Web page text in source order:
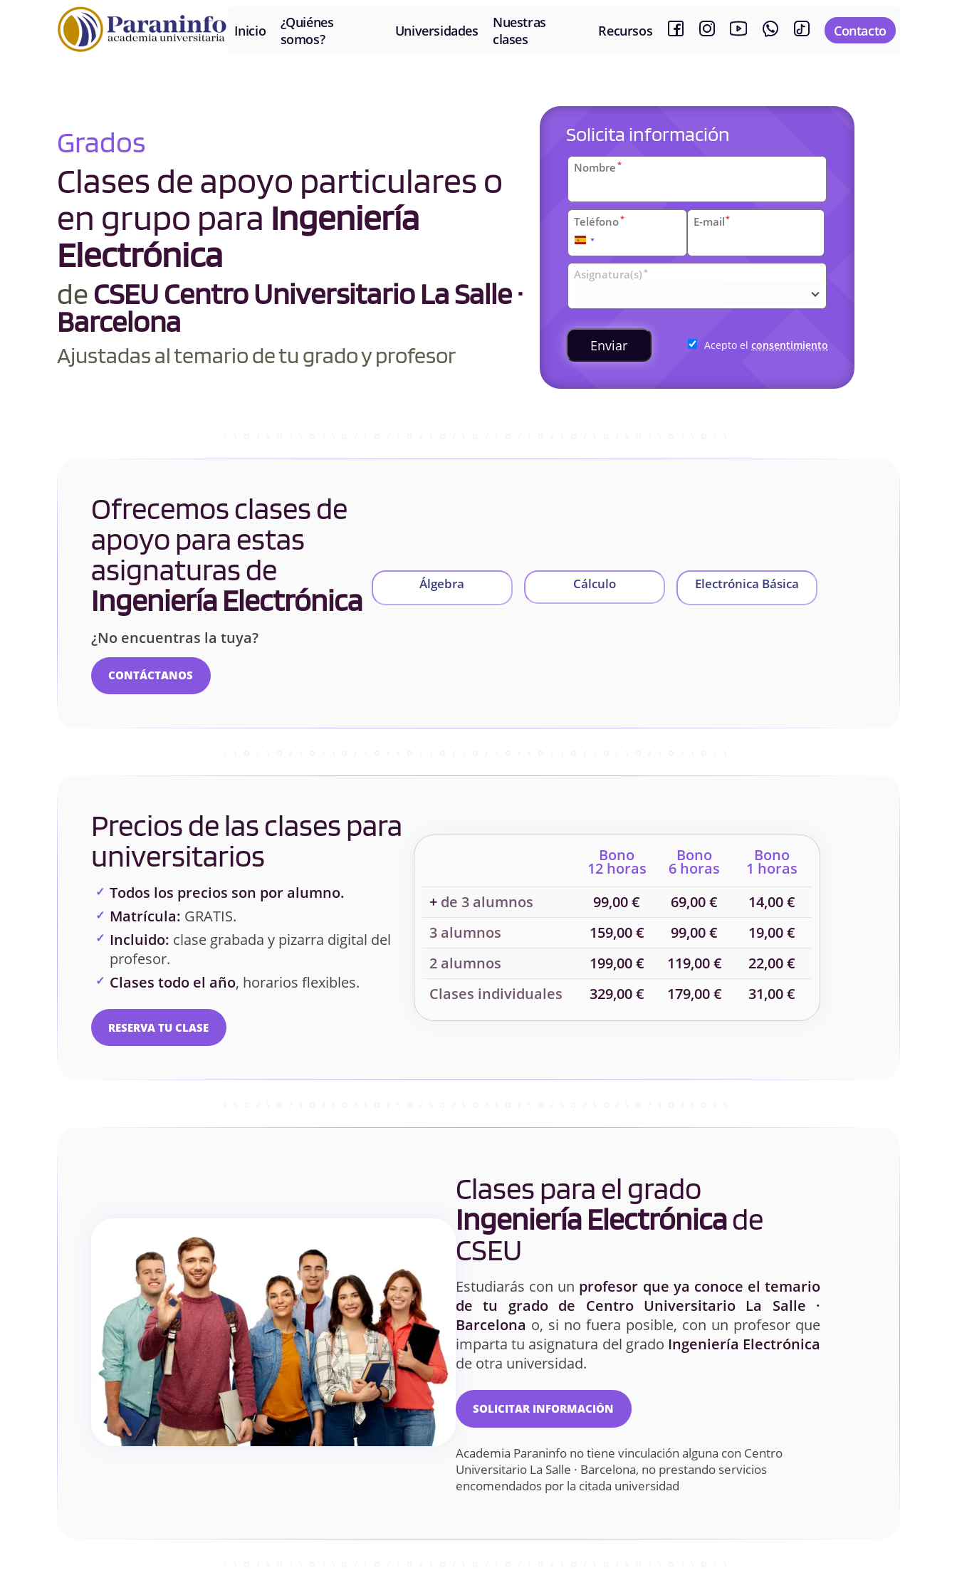
Inicio
¿Quiénes
somos?
Universidades
Nuestras
clases
Recursos Contacto
Grados
Clases de apoyo particulares o
en grupo para Ingeniería
Electrónica
deCSEU Centro Universitario La Salle ·
Barcelona
Ajustadas al temario de tu grado y profesor
Solicita información
Datos
Nombre *
Teléfono*
España
+34
E-mail*
Clases
Asignatura(s) *
Enviar Acepto elconsentimiento
Ofrecemos clases de
apoyo para estas
asignaturas de
Ingeniería Electrónica
¿No encuentras la tuya?
CONTÁCTANOS
Álgebra Cálculo Electrónica Básica
Precios de las clases para
universitarios
Todos los precios son por alumno.
Matrícula: GRATIS.
Incluido: clase grabada y pizarra digital del
profesor.
Clases todo el año, horarios flexibles.
RESERVA TU CLASE
Bono
12 horas
Bono
6 horas
Bono
1 horas
+de 3 alumnos 99,00 € 69,00 €
14,00 €
3 alumnos
159,00 € 99,00 €
19,00 €
2 alumnos
199,00 € 119,00 €
22,00 €
Clases individuales
329,00 € 179,00 € 31,00 €
Clases para el grado
Ingeniería Electrónicade
CSEU
Estudiarás con un profesor que ya conoce el temario
de tu grado de Centro Universitario La Salle ·
Barcelona o, si no fuera posible, con un profesor que
imparta tu asignatura del grado Ingeniería Electrónica
de otra universidad.
SOLICITAR INFORMACIÓN
Academia Paraninfo no tiene vinculación alguna con Centro
Universitario La Salle · Barcelona, no prestando servicios
encomendados por la citada universidad